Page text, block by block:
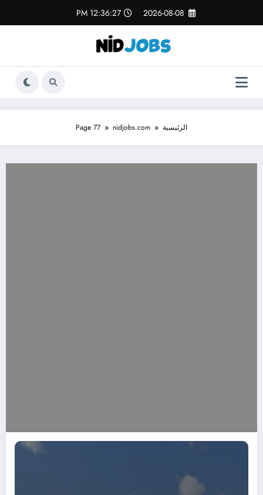
المحتوى
2026-08-08
12:36:29 PM
الرئيسية nidjobs.com
Page 77